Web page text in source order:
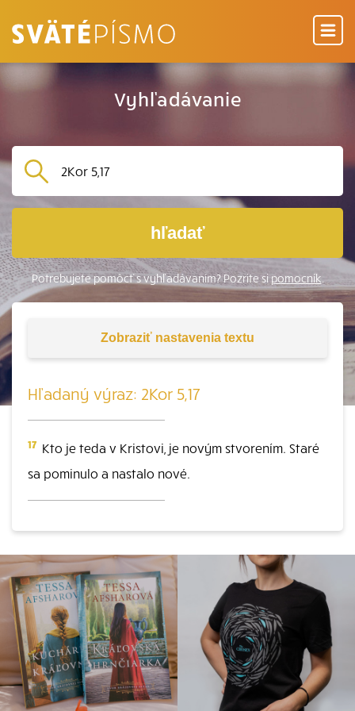
Vyhľadávanie
hľadať
Potrebujete pomôcť s vyhľadávaním? Pozrite sipomocník.
Zobraziť nastavenia textu
Hľadaný výraz: 2Kor 5,17
17 Kto je teda v Kristovi, je novým stvorením. Staré
sa pominulo a nastalo nové.